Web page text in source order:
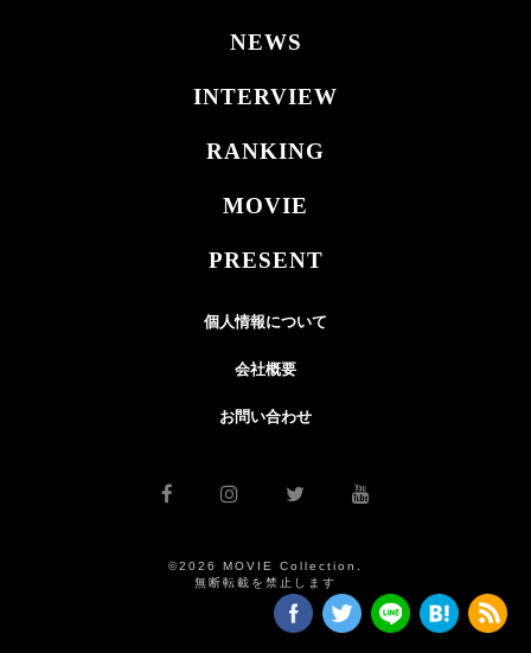
NEWS
INTERVIEW
RANKING
MOVIE
PRESENT
個人情報について
会社概要
お問い合わせ
©2026 MOVIE Collection.
無断転載を禁止します